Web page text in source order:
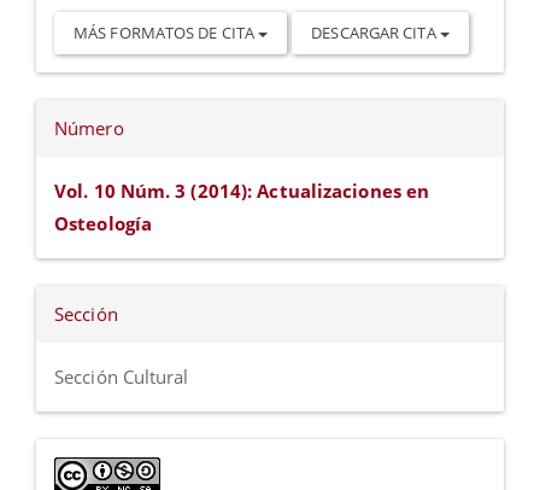
MÁS FORMATOS DE CITA DESCARGAR CITA
Número
Vol. 10 Núm. 3 (2014): Actualizaciones en
Osteología
Sección
Sección Cultural